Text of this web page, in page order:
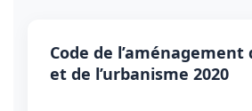
Code de
et de l’urbanisme 2020